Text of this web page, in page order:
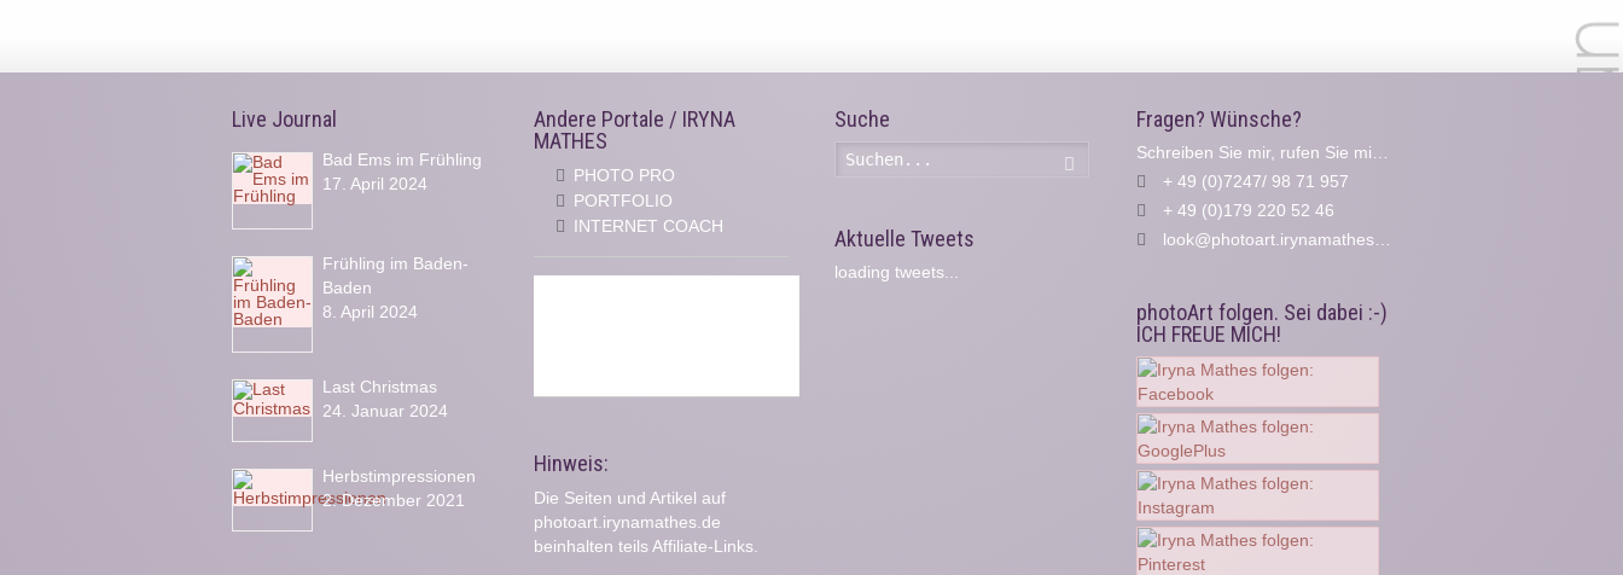
Live Journal
Bad Ems im Frühling
17. April 2024
Frühling im Baden-
Baden
8. April 2024
Last Christmas
24. Januar 2024
Herbstimpressionen
2. Dezember 2021
Andere Portale / IRYNA
MATHES
PHOTO PRO
PORTFOLIO
INTERNET COACH
Hinweis:
Die Seiten und Artikel auf
photoart.irynamathes.de
beinhalten teils Affiliate-Links.
Suche
Aktuelle Tweets
loading tweets...
Fragen? Wünsche?
Schreiben Sie mir, rufen Sie mich an...
+ 49 (0)7247/ 98 71 957
+ 49 (0)179 220 52 46
look@photoart.irynamathes.de
photoArt folgen. Sei dabei :-)
ICH FREUE MICH!